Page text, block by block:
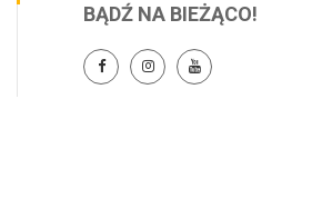
BĄDŹ NA BIEŻĄCO!